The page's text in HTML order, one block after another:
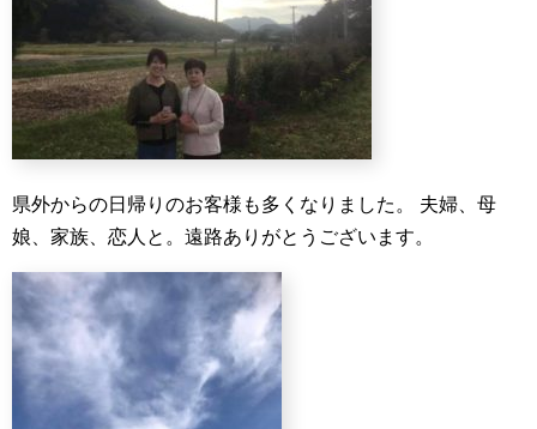
県外からの日帰りのお客様も多くなりました。
夫婦、母
娘、家族、恋人と。遠路ありがとうございます。